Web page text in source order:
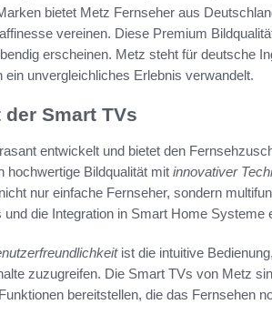
bietet Metz Fernseher aus
vereinen. Diese Premium
erscheinen. Metz steht für deutsche
unvergleichliches Erlebnis verwandelt.
Smart TVs
entwickelt und bietet den
hochwertige Bildqualität mit innovativer
nur einfache Fernseher, sondern
die Integration in Smart Home Systeme
ist die intuitive
zuzugreifen. Die Smart TVs von Metz
bereitstellen, die das Fernsehen